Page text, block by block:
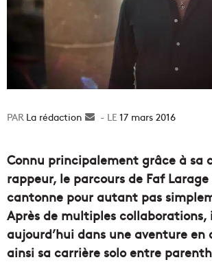
La rédaction
Envoyer17 mars 2016
Connu principalement grâce à sa
rappeur, le parcours de Faf Larage
cantonne pour autant pas
Après de multiples collaborations,
aujourd’hui dans une aventure en
ainsi sa carrière solo entre